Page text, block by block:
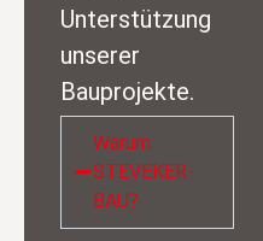
Unterstützung
unserer
Bauprojekte.
Warum
STEVEKER-
BAU?